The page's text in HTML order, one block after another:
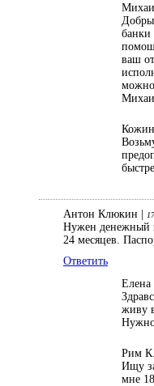
банки
ваш
можно
Антон Клюкин |
Нужен денежный
24 месяцев.
Ответить
Елена
живу
Нужно
Рим
Ищу
мне